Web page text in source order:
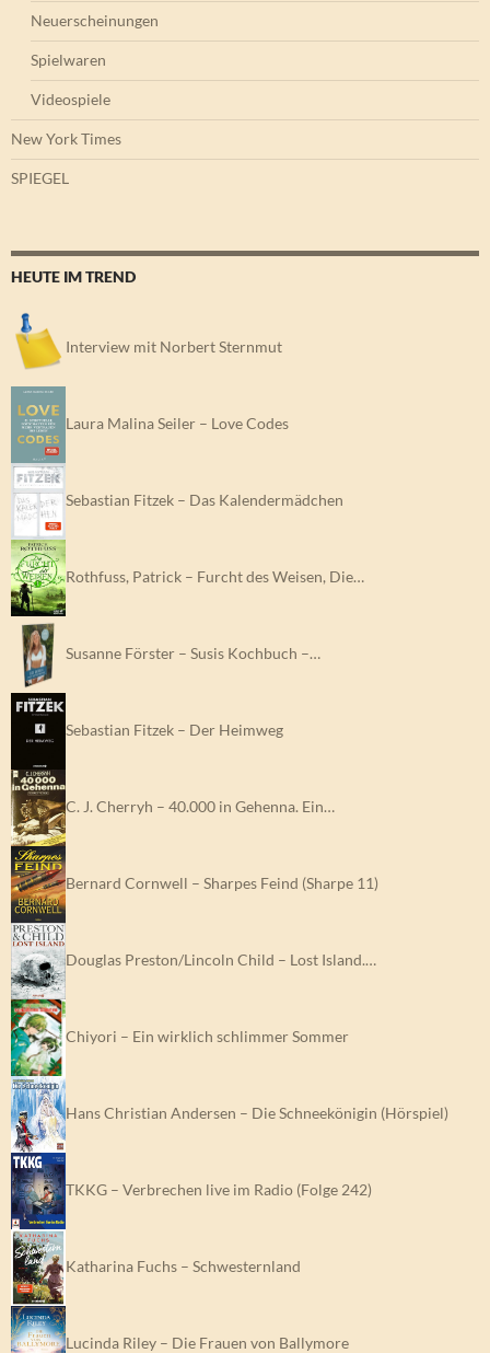
Neuerscheinungen
Spielwaren
Videospiele
New York Times
SPIEGEL
HEUTE IM TREND
Interview mit Norbert Sternmut
Laura Malina Seiler – Love Codes
Sebastian Fitzek – Das Kalendermädchen
Rothfuss, Patrick – Furcht des Weisen, Die…
Susanne Förster – Susis Kochbuch –…
Sebastian Fitzek – Der Heimweg
C. J. Cherryh – 40.000 in Gehenna. Ein…
Bernard Cornwell – Sharpes Feind (Sharpe 11)
Douglas Preston/Lincoln Child – Lost Island.…
Chiyori – Ein wirklich schlimmer Sommer
Hans Christian Andersen – Die Schneekönigin (Hörspiel)
TKKG – Verbrechen live im Radio (Folge 242)
Katharina Fuchs – Schwesternland
Lucinda Riley – Die Frauen von Ballymore